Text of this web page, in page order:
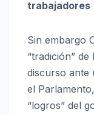
trabajadores
Sin embargo
“tradición”
discurso ante
el
“logros” del